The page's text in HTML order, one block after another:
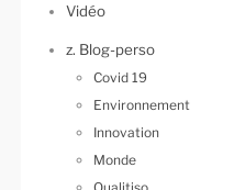
Vidéo
z. Blog-perso
Covid 19
Environnement
Innovation
Monde